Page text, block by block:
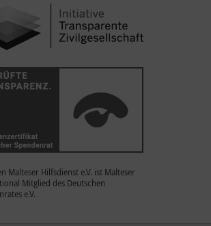
Malteser Hilfsdienst e.V. ist Malteser
Mitglied des Deutschen
e.V.